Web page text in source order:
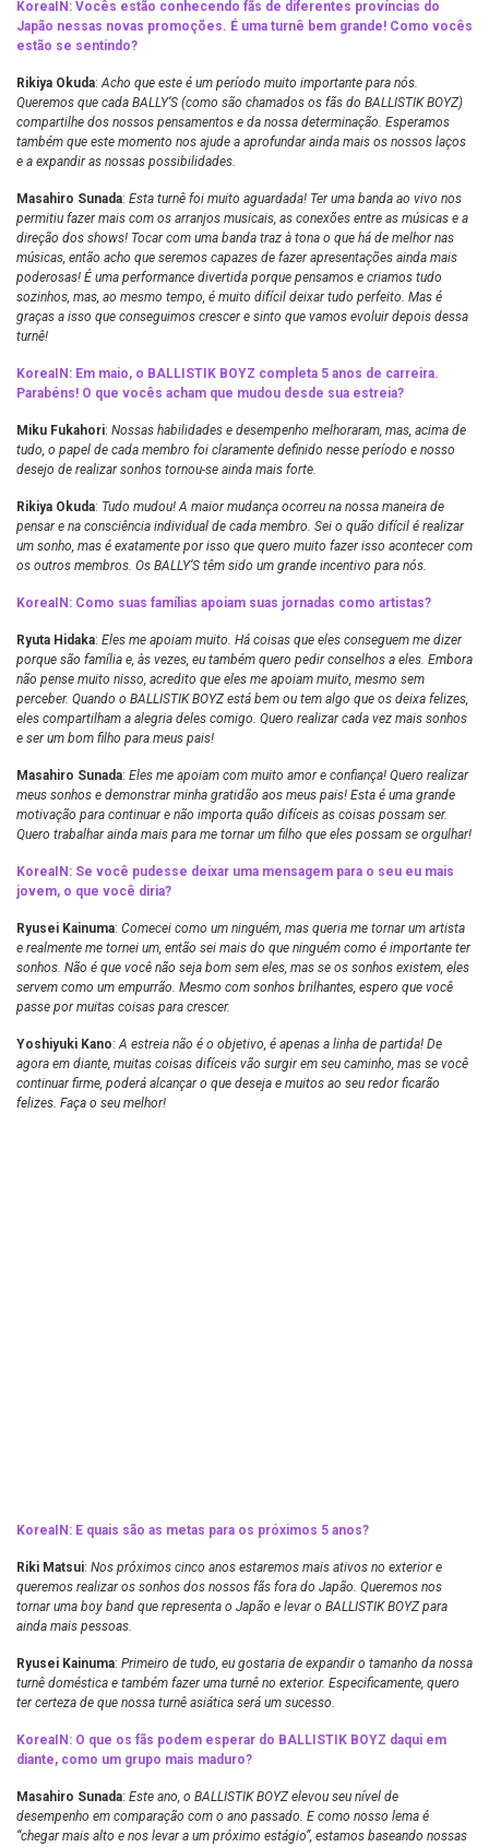
KoreaIN: Vocês estão conhecendo fãs de diferentes províncias do
Japão nessas novas promoções. É uma turnê bem grande! Como vocês
estão se sentindo?
Rikiya Okuda:Acho que este é um período muito importante para nós.
Queremos que cada BALLY’S (como são chamados os fãs do BALLISTIK BOYZ)
compartilhe dos nossos pensamentos e da nossa determinação. Esperamos
também que este momento nos ajude a aprofundar ainda mais os nossos laços
e a expandir as nossas possibilidades.
Masahiro Sunada: Esta turnê foi muito aguardada! Ter uma banda ao vivo nos
permitiu fazer mais com os arranjos musicais, as conexões entre as músicas e a
direção dos shows! Tocar com uma banda traz à tona o que há de melhor nas
músicas, então acho que seremos capazes de fazer apresentações ainda mais
poderosas! É uma performance divertida porque pensamos e criamos tudo
sozinhos, mas, ao mesmo tempo, é muito difícil deixar tudo perfeito. Mas é
graças a isso que conseguimos crescer e sinto que vamos evoluir depois dessa
turnê!
KoreaIN: Em maio, o BALLISTIK BOYZ completa 5 anos de carreira.
Parabéns! O que vocês acham que mudou desde sua estreia?
Miku Fukahori: Nossas habilidades e desempenho melhoraram, mas, acima de
tudo, o papel de cada membro foi claramente definido nesse período e nosso
desejo de realizar sonhos tornou-se ainda mais forte.
Rikiya Okuda: Tudo mudou! A maior mudança ocorreu na nossa maneira de
pensar e na consciência individual de cada membro. Sei o quão difícil é realizar
um sonho, mas é exatamente por isso que quero muito fazer isso acontecer com
os outros membros. Os BALLY’S têm sido um grande incentivo para nós.
KoreaIN: Como suas famílias apoiam suas jornadas como artistas?
Ryuta Hidaka: Eles me apoiam muito. Há coisas que eles conseguem me dizer
porque são família e, às vezes, eu também quero pedir conselhos a eles. Embora
não pense muito nisso, acredito que eles me apoiam muito, mesmo sem
perceber. Quando o BALLISTIK BOYZ está bem ou tem algo que os deixa felizes,
eles compartilham a alegria deles comigo. Quero realizar cada vez mais sonhos
e ser um bom filho para meus pais!
Masahiro Sunada: Eles me apoiam com muito amor e confiança! Quero realizar
meus sonhos e demonstrar minha gratidão aos meus pais! Esta é uma grande
motivação para continuar e não importa quão difíceis as coisas possam ser.
Quero trabalhar ainda mais para me tornar um filho que eles possam se orgulhar!
KoreaIN: Se você pudesse deixar uma mensagem para o seu eu mais
jovem, o que você diria?
Ryusei Kainuma: Comecei como um ninguém, mas queria me tornar um artista
e realmente me tornei um, então sei mais do que ninguém como é importante ter
sonhos. Não é que você não seja bom sem eles, mas se os sonhos existem, eles
servem como um empurrão. Mesmo com sonhos brilhantes, espero que você
passe por muitas coisas para crescer.
Yoshiyuki Kano:A estreia não é o objetivo, é apenas a linha de partida! De
agora em diante, muitas coisas difíceis vão surgir em seu caminho, mas se você
continuar firme, poderá alcançar o que deseja e muitos ao seu redor ficarão
felizes. Faça o seu melhor!
KoreaIN: E quais são as metas para os próximos 5 anos?
Riki Matsui: Nos próximos cinco anos estaremos mais ativos no exterior e
queremos realizar os sonhos dos nossos fãs fora do Japão. Queremos nos
tornar uma boy band que representa o Japão e levar o BALLISTIK BOYZ para
ainda mais pessoas.
Ryusei Kainuma: Primeiro de tudo, eu gostaria de expandir o tamanho da nossa
turnê doméstica e também fazer uma turnê no exterior. Especificamente, quero
ter certeza de que nossa turnê asiática será um sucesso.
KoreaIN: O que os fãs podem esperar do BALLISTIK BOYZ daqui em
diante, como um grupo mais maduro?
Masahiro Sunada: Este ano, o BALLISTIK BOYZ elevou seu nível de
desempenho em comparação com o ano passado. E como nosso lema é
“chegar mais alto e nos levar a um próximo estágio”, estamos baseando nossas